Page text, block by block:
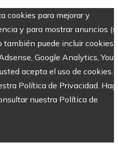
cookies para mejorar y
y para mostrar anuncios
también puede incluir cookies
Google Analytics,
acepta el uso de cookies.
Política de Privacidad.
nuestra Política de